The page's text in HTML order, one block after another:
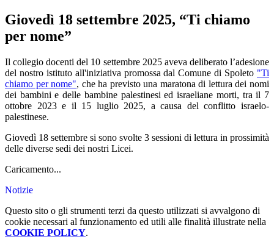
Giovedì 18 settembre 2025, “Ti chiamo
per nome”
Il collegio docenti del 10 settembre 2025 aveva deliberato l’adesione
del nostro istituto all'iniziativa promossa dal Comune di Spoleto "Ti
chiamo per nome", che ha previsto una maratona di lettura dei nomi
dei bambini e delle bambine palestinesi ed israeliane morti, tra il 7
ottobre 2023 e il 15 luglio 2025, a causa del conflitto israelo-
palestinese.
Giovedì 18 settembre si sono svolte 3 sessioni di lettura in prossimità
delle diverse sedi dei nostri Licei.
Caricamento...
Notizie
Questo sito o gli strumenti terzi da questo utilizzati si avvalgono di
cookie necessari al funzionamento ed utili alle finalità illustrate nella
COOKIE POLICY.